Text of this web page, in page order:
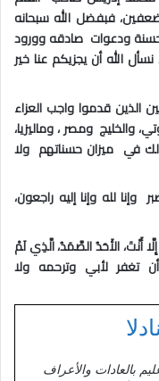
فبفضل الله سبحانه
ودعوات صادقه وورود
الله أن يجزيكم عنا خير
الذين قدموا واجب العزاء
والخليج ومصر ، وماليزيا،
ذلك في ميزان حسناتهم ولا
وإنا لله وإنا إليه راجعون،
أَنْتَ، الأَحَدُ الصَّمَدُ، الَّذِي لَمْ
أن تغفر لأبي وترحمه ولا
بالعادات والأعراف